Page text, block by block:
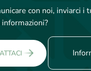
con noi, inviarci